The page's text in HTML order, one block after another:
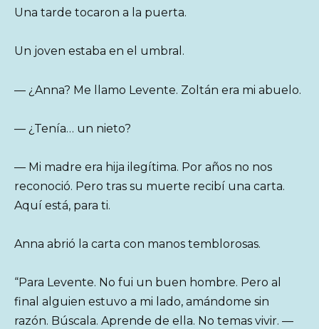
Una tarde tocaron a la puerta.
Un joven estaba en el umbral.
— ¿Anna? Me llamo Levente. Zoltán era mi abuelo.
— ¿Tenía… un nieto?
— Mi madre era hija ilegítima. Por años no nos
reconoció. Pero tras su muerte recibí una carta.
Aquí está, para ti.
Anna abrió la carta con manos temblorosas.
“Para Levente. No fui un buen hombre. Pero al
final alguien estuvo a mi lado, amándome sin
razón. Búscala. Aprende de ella. No temas vivir. —